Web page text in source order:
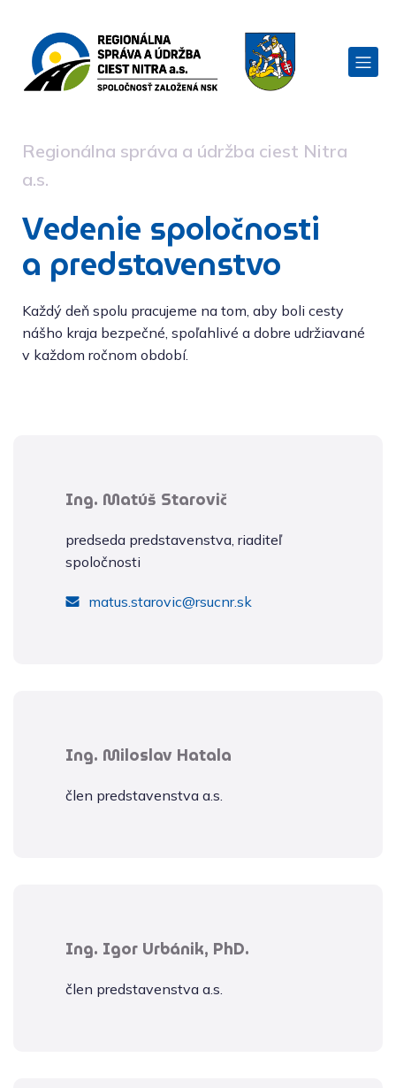
Regionálna správa a údržba ciest Nitra
a.s.
Vedenie spoločnosti
a predstavenstvo
Každý deň spolu pracujeme na tom, aby boli cesty
nášho kraja bezpečné, spoľahlivé a dobre udržiavané
v každom ročnom období.
Ing. Matúš Starovič
predseda predstavenstva, riaditeľ
spoločnosti
matus.starovic@rsucnr.sk
Ing. Miloslav Hatala
člen predstavenstva a.s.
Ing. Igor Urbánik, PhD.
člen predstavenstva a.s.